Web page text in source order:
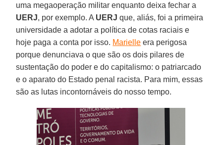
uma megaoperação militar enquanto deixa fechar a
UERJ, por exemplo. A UERJ que, aliás, foi a primeira
universidade a adotar a política de cotas raciais e
hoje paga a conta por isso. Marielle era perigosa
porque denunciava o que são os dois pilares de
sustentação do poder e do capitalismo: o patriarcado
e o aparato do Estado penal racista. Para mim, essas
são as lutas incontornáveis do nosso tempo.